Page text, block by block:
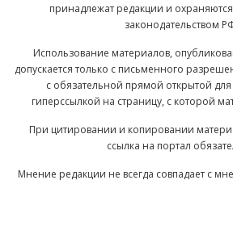
принадлежат редакции и охраняются
законодательством
Использование материалов,
допускается только с письменного
с обязательной прямой открытой
гиперссылкой на страницу, с которой
При цитировании и копировании
ссылка на портал
Мнение редакции не всегда совпадает с